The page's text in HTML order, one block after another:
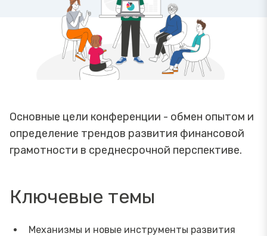
Основные цели конференции - обмен опытом и
определение трендов развития финансовой
грамотности в среднесрочной перспективе.
Ключевые темы
Механизмы и новые инструменты развития